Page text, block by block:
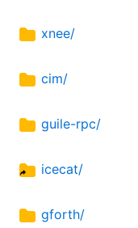
xnee/
cim/
guile-rpc/
icecat/
gforth/